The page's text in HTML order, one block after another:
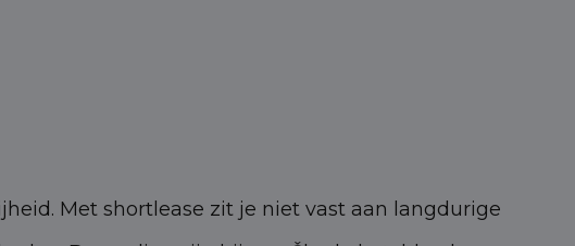
Met shortlease zit je niet vast aan langdurige